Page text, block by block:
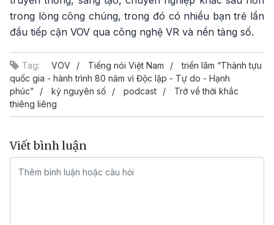
trong lòng công chúng, trong đó có nhiều bạn trẻ lần
đầu tiếp cận VOV qua công nghệ VR và nền tảng số.
Tag: VOV Tiếng nói Việt Nam
triển lãm “Thành tựu
quốc gia - hành trình 80 năm vì Độc lập - Tự do - Hạnh
phúc”
kỷ nguyên số podcast
Trở về thời khắc
thiêng liêng
Viết bình luận